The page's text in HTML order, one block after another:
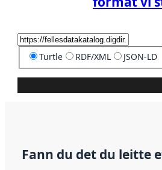
Turtle RDF/XML JSON-LD
Fann du det du leitte